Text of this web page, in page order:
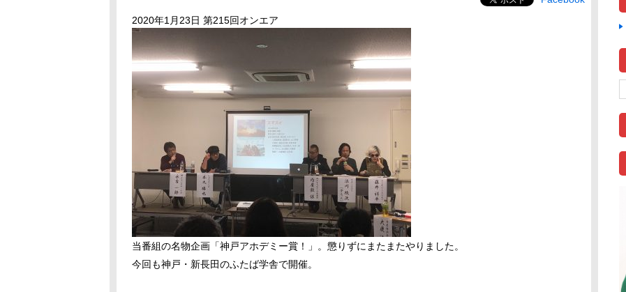
2020年1月23日 第215回オンエア
当番組の名物企画「神戸アホデミー賞！」。懲りずにまたまたやりました。
今回も神戸・新長田のふたば学舎で開催。